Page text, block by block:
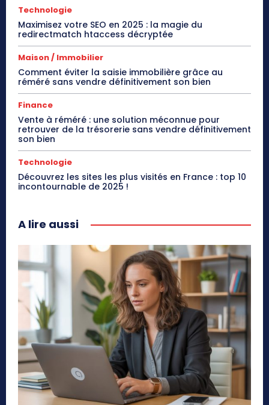
Technologie
Maximisez votre SEO en 2025 : la magie du
redirectmatch htaccess décryptée
Maison / Immobilier
Comment éviter la saisie immobilière grâce au
réméré sans vendre définitivement son bien
Finance
Vente à réméré : une solution méconnue pour
retrouver de la trésorerie sans vendre définitivement
son bien
Technologie
Découvrez les sites les plus visités en France : top 10
incontournable de 2025 !
A lire aussi